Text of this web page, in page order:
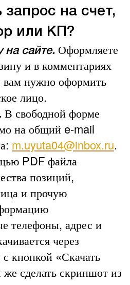
запрос на счет,
или КП?
на сайте.Оформляете
и в комментариях
вам нужно оформить
лицо.
В свободной форме
на общий e-mail
m.uyuta04@inbox.ru.
PDF файла
позиций,
и прочую
телефоны, адрес и
через
с кнопкой «Скачать
сделать скриншот из